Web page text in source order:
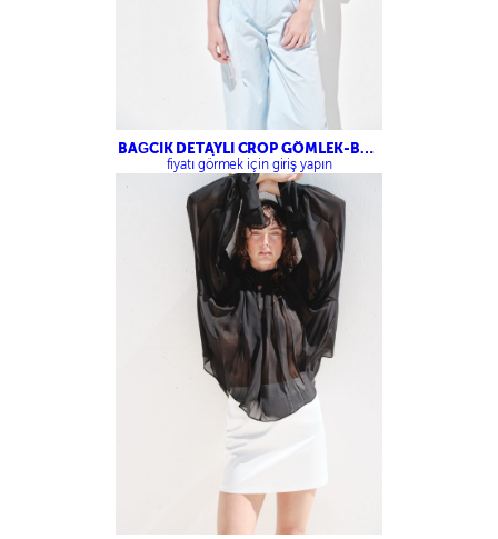
BAĞCIK DETAYLI CROP GÖMLEK-BOL
KESİM PANTOLON
fiyatı görmek için giriş yapın